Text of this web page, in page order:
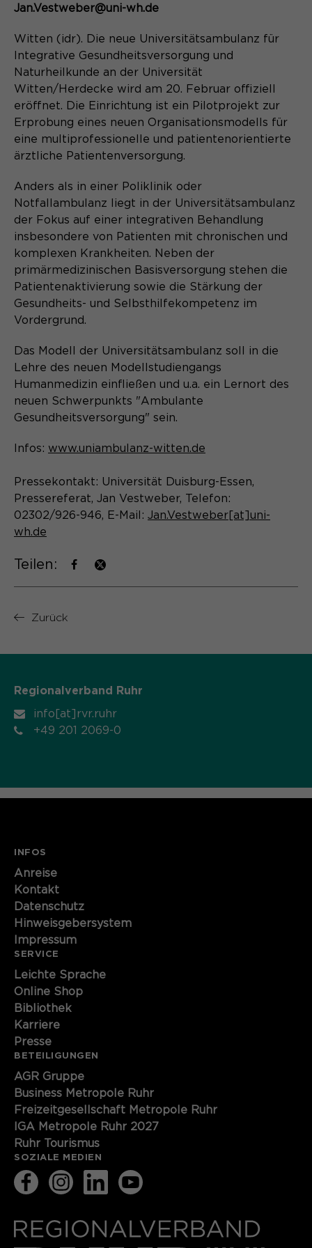
Zweck
Content Management System dieser
unerlässlich, damit Ihr Besuch auf der
Website angenehm und flüssig wird:
Sie ermöglichen es der Website, Sie
offen zu halten. Es speichert bei
einem Benutzer-Login für einen
geschlossenen Bereich die Benutzer-
ID als verschlüsselten Wert (sog.
"hash-Wert") zum entsprechenden
Name PHPSESSID
Anbieter Session-Cookies
Laufzeit
Der Session Cookie wird beim
Zweck
(Formulare).
Laufzeit Ende der Sitzung
angemeldet ist und die Rechte besitzt
Speichert den Zustimmungsstatus des
Name _pk_id*
Anbieter Matomo
Laufzeit 13 Monate
Zweck
Dient zur anonymen
Wiedererkennung eines Besuchers.
Name _pk_ses*
Anbieter Matomo
Laufzeit 30 Minuten
Zweck
Speichert vorübergehend Daten der
aktuellen Sitzung.
Name _pk_ref.*
Anbieter Matomo
Laufzeit 6 Monate
Zweck Speichert die Herkunft des Besuchers.
Name MATOMO_SESSID
Laufzeit Sitzung
Cookie-Informationen
Aktivierung Mehrsprachigkeit
Übersetzung der Website-Inhalte durch GTranslate.
Name googtrans
Anbieter
Zweck
Speichert die vom Nutzer gewählte
Sprache für die automatische
Übersetzung der Website.
Cookie-Informationen
Jan.Vestweber@uni-wh.de
Witten (idr). Die neue Universitätsambulanz für
Integrative Gesundheitsversorgung und
Naturheilkunde an der Universität
Witten/Herdecke wird am 20. Februar offiziell
eröffnet. Die Einrichtung ist ein Pilotprojekt zur
Erprobung eines neuen Organisationsmodells für
eine multiprofessionelle und patientenorientierte
ärztliche Patientenversorgung.
Anders als in einer Poliklinik oder
Notfallambulanz liegt in der Universitätsambulanz
der Fokus auf einer integrativen Behandlung
insbesondere von Patienten mit chronischen und
komplexen Krankheiten. Neben der
primärmedizinischen Basisversorgung stehen die
Patientenaktivierung sowie die Stärkung der
Gesundheits- und Selbsthilfekompetenz im
Vordergrund.
Das Modell der Universitätsambulanz soll in die
Lehre des neuen Modellstudiengangs
Humanmedizin einfließen und u.a. ein Lernort des
neuen Schwerpunkts "Ambulante
Gesundheitsversorgung" sein.
Infos: www.uniambulanz-witten.de
Pressekontakt: Universität Duisburg-Essen,
Pressereferat, Jan Vestweber, Telefon:
02302/926-946, E-Mail: Jan.Vestweber[at]uni-
wh.de
Teilen:
Zurück
Regionalverband Ruhr
info[at]rvr.ruhr
+49 201 2069-0
INFOS
Anreise
Kontakt
Datenschutz
Hinweisgebersystem
Impressum
SERVICE
Leichte Sprache
Online Shop
Bibliothek
Karriere
Presse
BETEILIGUNGEN
AGR Gruppe
Business Metropole Ruhr
Freizeitgesellschaft Metropole Ruhr
IGA Metropole Ruhr 2027
Ruhr Tourismus
SOZIALE MEDIEN